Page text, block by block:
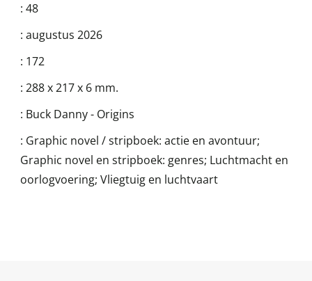
: 48
: augustus 2026
: 172
: 288 x 217 x 6 mm.
: Buck Danny - Origins
: Graphic novel / stripboek: actie en avontuur;
Graphic novel en stripboek: genres; Luchtmacht en
oorlogvoering; Vliegtuig en luchtvaart